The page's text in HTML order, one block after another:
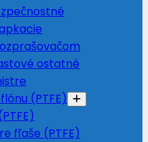
ostatné
(PTFE)
fľaše (PTFE)